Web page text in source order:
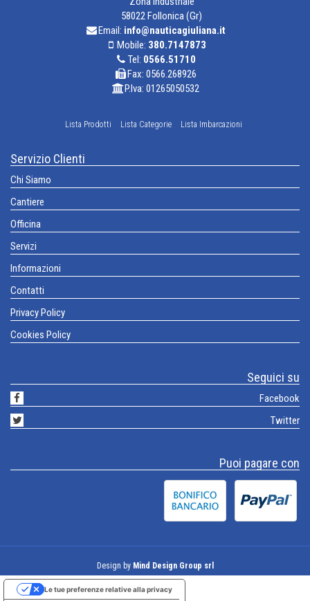
58022 Follonica (Gr)
Email: info@nauticagiuliana.it
Mobile: 380.7147873
Tel: 0566.51710
Fax: 0566.268926
P.Iva: 01265050532
Lista Prodotti Lista Categorie Lista Imbarcazioni
Servizio Clienti
Chi Siamo
Cantiere
Officina
Servizi
Informazioni
Contatti
Privacy Policy
Cookies Policy
Seguici su
Facebook
Twitter
Puoi pagare con
Design by Mind Design Group srl
Le tue preferenze relative alla privacy